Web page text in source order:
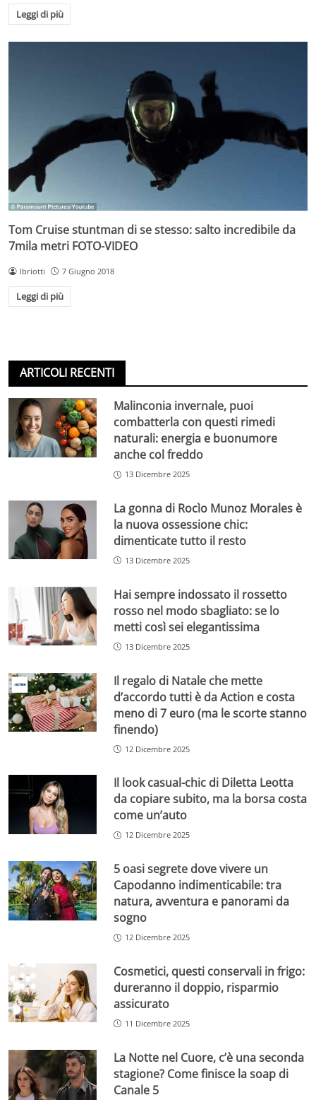
Leggi di più
Tom Cruise stuntman di se stesso: salto incredibile da
7mila metri FOTO-VIDEO
lbriotti 7 Giugno 2018
Leggi di più
ARTICOLI RECENTI
Malinconia invernale, puoi
combatterla con questi rimedi
naturali: energia e buonumore
anche col freddo
13 Dicembre 2025
La gonna di Rocìo Munoz Morales è
la nuova ossessione chic:
dimenticate tutto il resto
13 Dicembre 2025
Hai sempre indossato il rossetto
rosso nel modo sbagliato: se lo
metti così sei elegantissima
13 Dicembre 2025
Il regalo di Natale che mette
d’accordo tutti è da Action e costa
meno di 7 euro (ma le scorte stanno
finendo)
12 Dicembre 2025
Il look casual-chic di Diletta Leotta
da copiare subito, ma la borsa costa
come un’auto
12 Dicembre 2025
5 oasi segrete dove vivere un
Capodanno indimenticabile: tra
natura, avventura e panorami da
sogno
12 Dicembre 2025
Cosmetici, questi conservali in frigo:
dureranno il doppio, risparmio
assicurato
11 Dicembre 2025
La Notte nel Cuore, c’è una seconda
stagione? Come finisce la soap di
Canale 5